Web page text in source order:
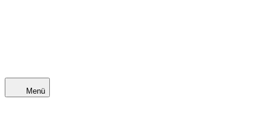
Menü